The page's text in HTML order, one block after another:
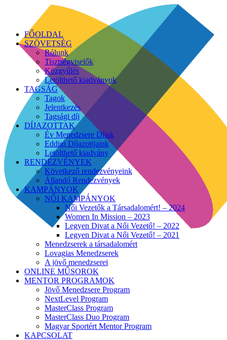
FŐOLDAL
SZÖVETSÉG
Rólunk
Tisztségviselők
Közgyűlés
Letölthető kiadványok
TAGSÁG
Tagok
Jelentkezés
Tagsági díj
DÍJAZOTTAK
Év Menedzsere Díjak
Eddigi Díjazottjaink
Letölthető kiadvány
RENDEZVÉNYEK
Következő rendezvényeink
Állandó Rendezvények
KAMPÁNYOK
NŐI KAMPÁNYOK
Női Vezetők a Társadalomért! – 2024
Women In Mission – 2023
Legyen Divat a Női Vezető! – 2022
Legyen Divat a Női Vezető! – 2021
Menedzserek a társadalomért
Lovagias Menedzserek
A jövő menedzserei
ONLINE MŰSOROK
MENTOR PROGRAMOK
Jövő Menedzsere Program
NextLevel Program
MasterClass Program
MasterClass Duo Program
Magyar Sportért Mentor Program
KAPCSOLAT